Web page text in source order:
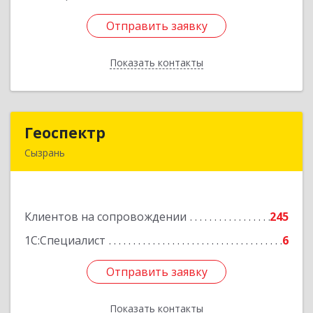
Отправить заявку
Показать контакты
Отправить заявку
Назад
Геоспектр
Сызрань
Клиентов на сопровождении
245
1С:Специалист
6
Отправить заявку
Показать контакты
Подробнее
Отправить заявку
Назад